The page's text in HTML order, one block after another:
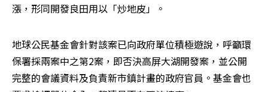
漲，形同開發良田用以「炒地皮」。
地球公民基金會針對該案已向政府單位積極遊說，呼籲環
保署採兩案中之第2案，即否決高屏大湖開發案，並公開
完整的會議資料及負責新市鎮計畫的政府官員。基金會也